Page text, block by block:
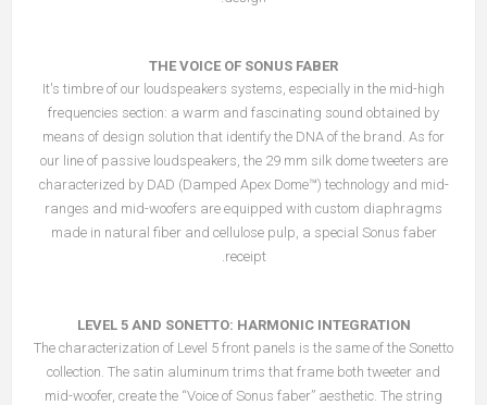
THE VOICE OF SONUS FABER
It's timbre of our loudspeakers systems, especially in the mid-high
frequencies section: a warm and fascinating sound obtained by
means of design solution that identify the DNA of the brand. As for
our line of passive loudspeakers, the 29 mm silk dome tweeters are
characterized by DAD (Damped Apex Dome™) technology and mid-
ranges and mid-woofers are equipped with custom diaphragms
made in natural fiber and cellulose pulp, a special Sonus faber
receipt.
LEVEL 5 AND SONETTO: HARMONIC INTEGRATION
The characterization of Level 5 front panels is the same of the Sonetto
collection. The satin aluminum trims that frame both tweeter and
mid-woofer, create the “Voice of Sonus faber” aesthetic. The string